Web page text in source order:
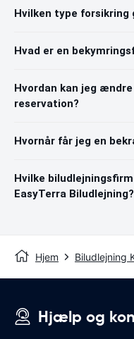
Hvilken type
Hvad er en
Hvordan kan jeg
reservation?
Hvornår får jeg en
Hvilke
EasyTerra
Hjem Biludlejning
Hjælp og